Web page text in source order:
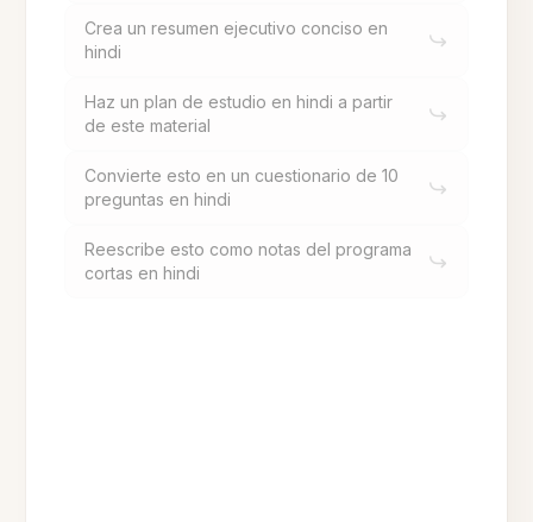
Crea un resumen ejecutivo conciso en
hindi
Haz un plan de estudio en hindi a partir
de este material
Convierte esto en un cuestionario de 10
preguntas en hindi
Reescribe esto como notas del programa
cortas en hindi